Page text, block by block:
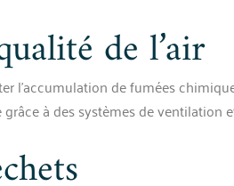
de l’air
l’accumulation de fumées
à des systèmes de ventilation